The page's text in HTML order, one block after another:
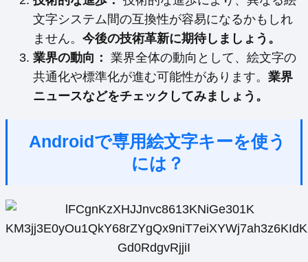
文字システム間の互換性が容易になるかもしれ
ません。 今後の技術革新に期待しましょう。
業界の動向： 業界全体の動向として、絵文字の
共通化や標準化が進む可能性があります。 業界
ニュースなどをチェックしてみましょう。
Androidで専用絵文字キーを使う
には？